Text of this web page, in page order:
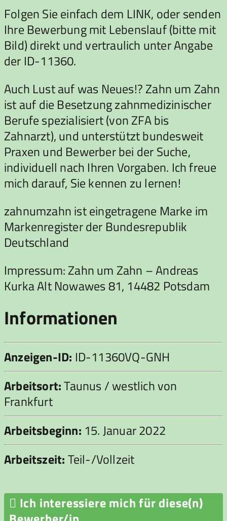
Folgen Sie einfach dem LINK, oder senden
Ihre Bewerbung mit Lebenslauf (bitte mit
Bild) direkt und vertraulich unter Angabe
der ID-11360.
Auch Lust auf was Neues!? Zahn um Zahn
ist auf die Besetzung zahnmedizinischer
Berufe spezialisiert (von ZFA bis
Zahnarzt), und unterstützt bundesweit
Praxen und Bewerber bei der Suche,
individuell nach Ihren Vorgaben. Ich freue
mich darauf, Sie kennen zu lernen!
zahnumzahn ist eingetragene Marke im
Markenregister der Bundesrepublik
Deutschland
Impressum: Zahn um Zahn – Andreas
Kurka Alt Nowawes 81, 14482 Potsdam
Informationen
Anzeigen-ID: ID-11360VQ-GNH
Arbeitsort:Taunus / westlich von
Frankfurt
Arbeitsbeginn: 15. Januar 2022
Arbeitszeit:Teil-/Vollzeit
 Ich interessiere mich für diese(n)